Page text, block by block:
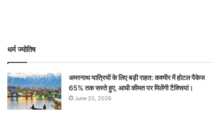
धर्म ज्योतिष
अमरनाथ यात्रियों के लिए बड़ी राहत: कश्मीर में होटल पैकेज
65% तक सस्ते हुए, आधी कीमत पर मिलेंगी टैक्सियां।
June 20, 2026